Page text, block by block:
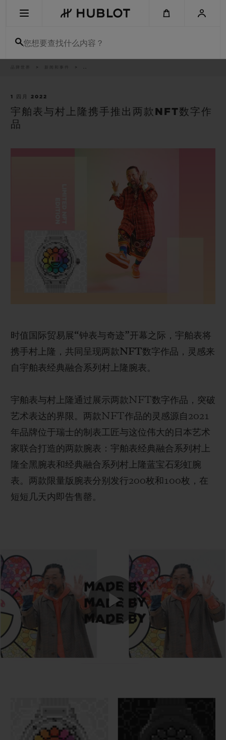
您想要查找什么内容？
新闻和事件 ..
1 四月 2022
宇舶表与村上隆携手推出两款NFT数字作
品
时值国际贸易展“钟表与奇迹”开幕之际，宇舶表将
携手村上隆，共同呈现两款NFT数字作品，灵感来
自宇舶表经典融合系列村上隆腕表。
宇舶表与村上隆通过展示两款NFT数字作品，突破
艺术表达的界限。两款NFT作品的灵感源自2021
年品牌位于瑞士的制表工匠与这位伟大的日本艺术
家联合打造的两款腕表：宇舶表经典融合系列村上
隆全黑腕表和经典融合系列村上隆蓝宝石彩虹腕
表。两款限量版腕表分别发行200枚和100枚，在
短短几天内即告售罄。
Play
新品腕表
夏日多彩陶瓷
BIG BANG系列
桃粉色陶瓷
加入HUBLOTISTA俱乐部，即可延长质保
预期交付
安全支付
查找专卖店